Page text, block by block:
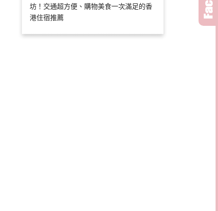
坊！交通超方便、購物美食一次滿足的香
港住宿推薦